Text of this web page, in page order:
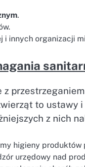
.
i innych organizacji
to ustawy
z nich
higieny
urzędowy nad